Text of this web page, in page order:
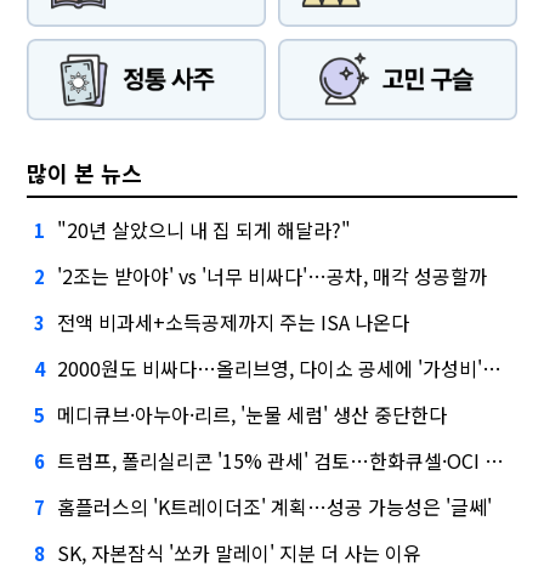
많이 본 뉴스
1 "20년 살았으니 내 집 되게 해달라?"
2 '2조는 받아야' vs '너무 비싸다'…공차, 매각 성공할까
3 전액 비과세+소득공제까지 주는 ISA 나온다
4 2000원도 비싸다…올리브영, 다이소 공세에 '가성비'로 맞불
5 메디큐브·아누아·리르, '눈물 세럼' 생산 중단한다
6 트럼프, 폴리실리콘 '15% 관세' 검토…한화큐셀·OCI 영향은?
7 홈플러스의 'K트레이더조' 계획…성공 가능성은 '글쎄'
8 SK, 자본잠식 '쏘카 말레이' 지분 더 사는 이유